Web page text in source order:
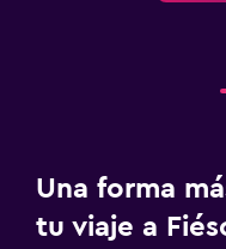
Una forma
tu viaje a